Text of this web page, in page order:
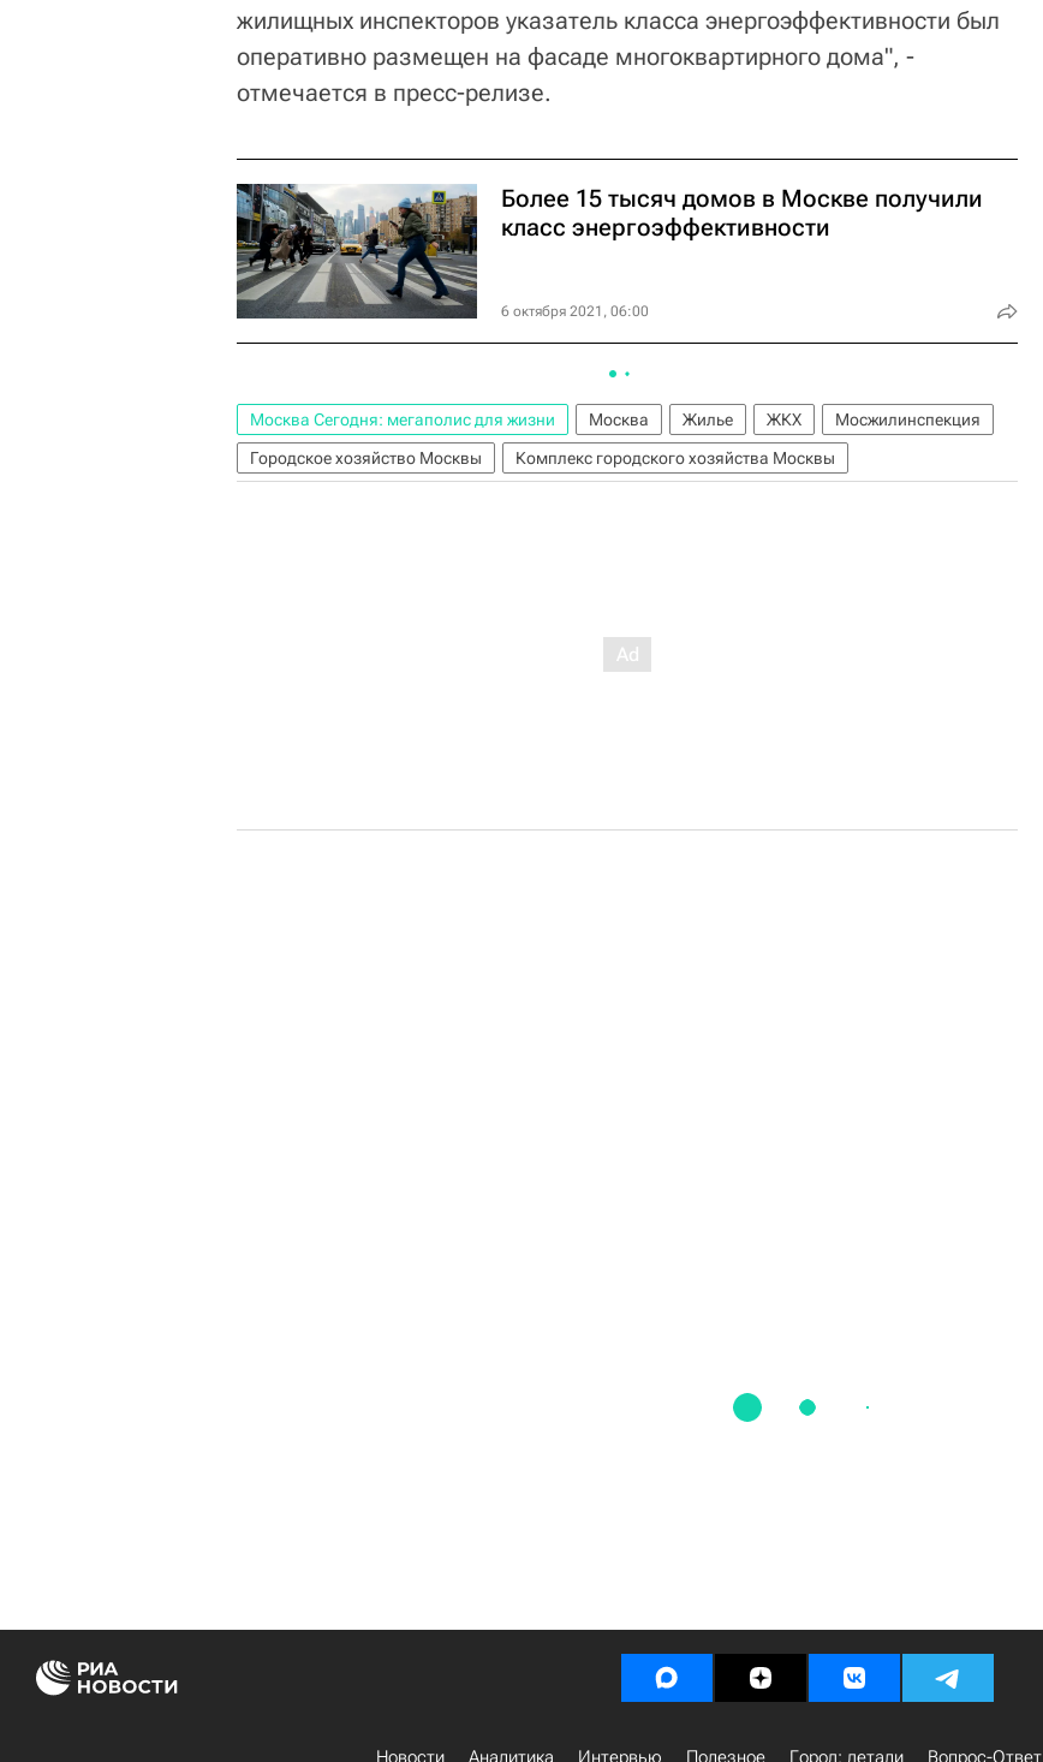
жилищных инспекторов указатель класса энергоэффективности был
оперативно размещен на фасаде многоквартирного дома", -
отмечается в пресс-релизе.
Более 15 тысяч домов в Москве получили
класс энергоэффективности
6 октября 2021, 06:00
Москва Сегодня: мегаполис для жизни Москва Жилье ЖКХ
Мосжилинспекция
Городское хозяйство Москвы
Комплекс городского хозяйства Москвы
Новости Аналитика Интервью Полезное Город: детали Вопрос-Ответ